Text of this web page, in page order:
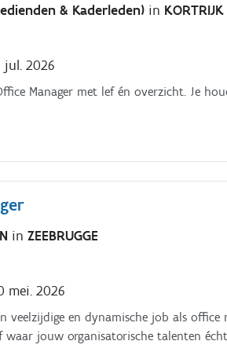
& Kaderleden) in KORTRIJK
jul. 2026
Manager met lef én overzicht. Je
inZEEBRUGGE
mei. 2026
veelzijdige en dynamische job als
waar jouw organisatorische talenten